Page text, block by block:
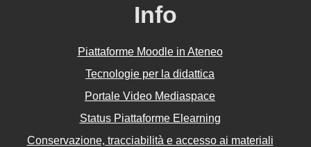
Info
Piattaforme Moodle in Ateneo
Tecnologie per la didattica
Portale Video Mediaspace
Status Piattaforme Elearning
Conservazione, tracciabilità e accesso ai materiali